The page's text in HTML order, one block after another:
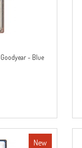
- Blue
New